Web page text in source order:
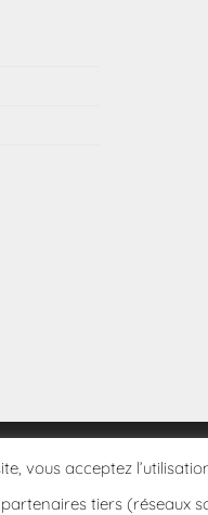
par Le Frangotier
vous acceptez
partenaires tiers (réseaux